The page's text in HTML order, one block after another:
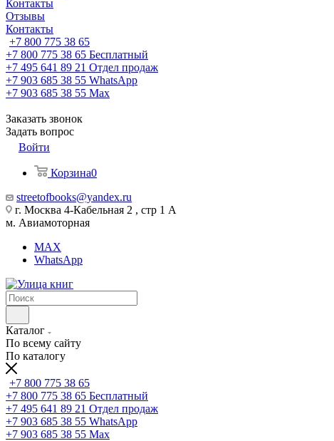
Контакты
Отзывы
Контакты
+7 800 775 38 65
+7 800 775 38 65 Бесплатный
+7 495 641 89 21 Отдел продаж
+7 903 685 38 55 WhatsApp
+7 903 685 38 55 Max
Заказать звонок
Задать вопрос
Войти
Корзина0
streetofbooks@yandex.ru
г. Москва 4-Кабельная 2 , стр 1 А
м. Авиамоторная
MAX
WhatsApp
Каталог
По всему сайту
По каталогу
+7 800 775 38 65
+7 800 775 38 65 Бесплатный
+7 495 641 89 21 Отдел продаж
+7 903 685 38 55 WhatsApp
+7 903 685 38 55 Max